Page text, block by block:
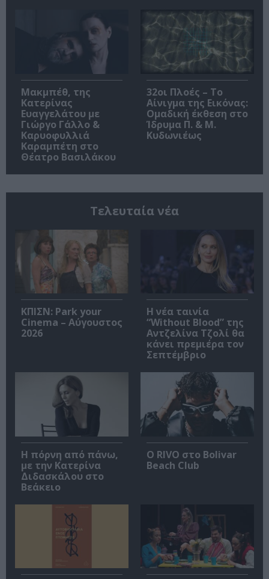
Μακμπέθ, της
Κατερίνας
Ευαγγελάτου με
Γιώργο Γάλλο &
Καρυοφυλλιά
Καραμπέτη στο
Θέατρο Βασιλάκου
32οι Πλοές – Το
Αίνιγμα της Εικόνας:
Ομαδική έκθεση στο
Ίδρυμα Π. & Μ.
Κυδωνιέως
Τελευταία νέα
ΚΠΙΣΝ: Park your
Cinema – Αύγουστος
2026
Η νέα ταινία
“Without Blood” της
Αντζελίνα Τζολί θα
κάνει πρεμιέρα τον
Σεπτέμβριο
Η πόρνη από πάνω,
με την Κατερίνα
Διδασκάλου στο
Βεάκειο
Ο RIVO στο Bolivar
Beach Club